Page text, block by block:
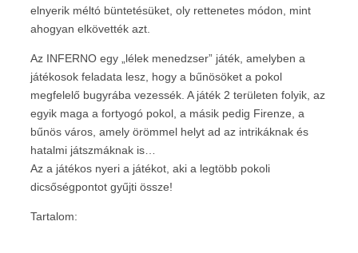
elnyerik méltó büntetésüket, oly rettenetes módon, mint
ahogyan elkövették azt.
Az INFERNO egy „lélek menedzser” játék, amelyben a
játékosok feladata lesz, hogy a bűnösöket a pokol
megfelelő bugyrába vezessék. A játék 2 területen folyik, az
egyik maga a fortyogó pokol, a másik pedig Firenze, a
bűnös város, amely örömmel helyt ad az intrikáknak és
hatalmi játszmáknak is…
Az a játékos nyeri a játékot, aki a legtöbb pokoli
dicsőségpontot gyűjti össze!
Tartalom: